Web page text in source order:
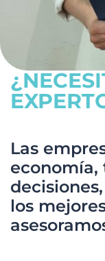
Las
economía,
los